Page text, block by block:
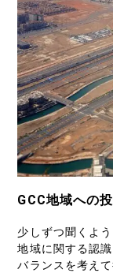
GCC地域への
少しずつ聞くよ
地域に関する認
バランスを考えて